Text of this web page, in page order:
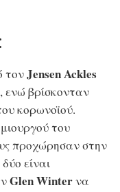
τονJensen Ackles
, ενώ βρίσκονταν
κορωνοϊού.
του
προχώρησαν στην
είναι
Glen Winterνα